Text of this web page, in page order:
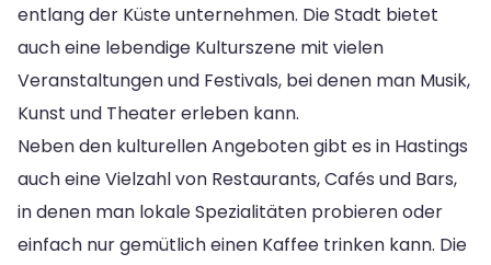
entlang der Küste unternehmen. Die Stadt bietet
auch eine lebendige Kulturszene mit vielen
Veranstaltungen und Festivals, bei denen man Musik,
Kunst und Theater erleben kann.
Neben den kulturellen Angeboten gibt es in Hastings
auch eine Vielzahl von Restaurants, Cafés und Bars,
in denen man lokale Spezialitäten probieren oder
einfach nur gemütlich einen Kaffee trinken kann. Die